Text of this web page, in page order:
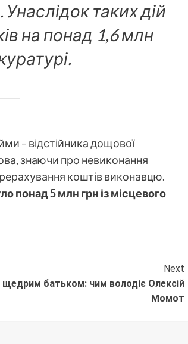
таких дій
на понад 1,6 млн
– відстійника дощової
знаючи про невиконання
коштів виконавцю.
понад 5 млн грн із місцевого
Next
щедрим батьком: чим володіє Олексій
Момот